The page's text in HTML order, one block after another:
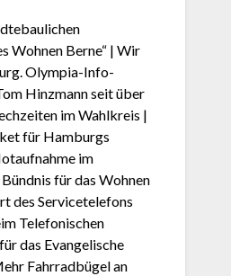
Wohnen Berne“ | Wir
Olympia-Info-
Hinzmann seit über
im Wahlkreis |
für Hamburgs
im
für das Wohnen
des Servicetelefons
Telefonischen
das Evangelische
Fahrradbügel an